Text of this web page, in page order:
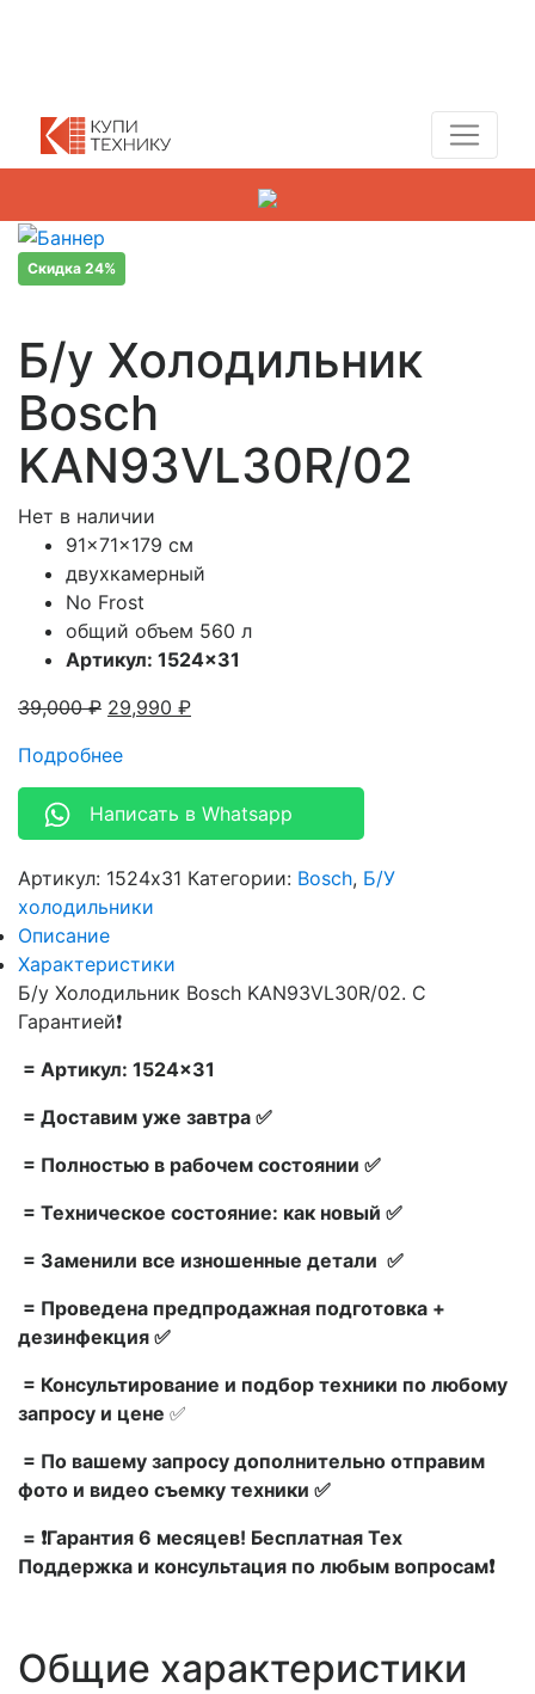
Скидка 24%
Б/у Холодильник
Bosch
KAN93VL30R/02
Нет в наличии
91x71x179 см
двухкамерный
No Frost
общий объем 560 л
Артикул: 1524×31
39,000₽ 29,990 ₽
Подробнее
Написать в Whatsapp
Артикул: 1524x31 Категории: Bosch, Б/У
холодильники
Описание
Характеристики
Б/у Холодильник Bosch KAN93VL30R/02. С
Гарантией❗
= Артикул: 1524×31
= Доставим уже завтра ✅
= Полностью в рабочем состоянии ✅
= Техническое состояние: как новый ✅
= Заменили все изношенные детали ✅
= Проведена предпродажная подготовка +
дезинфекция ✅
= Консультирование и подбор техники по любому
запросу и цене ✅
= По вашему запросу дополнительно отправим
фото и видео съемку техники ✅
= ❗Гарантия 6 месяцев! Бесплатная Тех
Поддержка и консультация по любым вопросам❗
Общие характеристики